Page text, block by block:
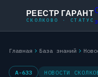
РЕЕСТР ГАРАНТ
СКОЛКОВО · СТАТУС
Главная chevron_right База знаний chevron_right
A-633 НОВОСТИ